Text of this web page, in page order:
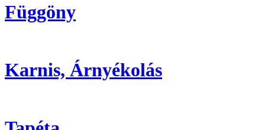
Függöny
Karnis, Árnyékolás